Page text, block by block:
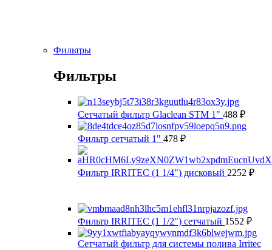
Фильтры
Фильтры
Сетчатый фильтр Glaclean STM 1" 488 ₽
Фильтр сетчатый 1" 478 ₽
Фильтр IRRITEC (1 1/4") дисковый 2252 ₽
Фильтр IRRITEC (1 1/2") сетчатый 1552 ₽
Сетчатый фильтр для системы полива Irritec